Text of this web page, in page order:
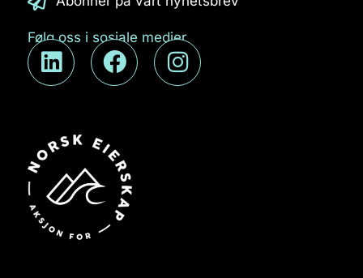
Følg oss i sosiale medier